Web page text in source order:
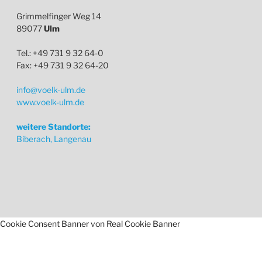
Grimmelfinger Weg 14
89077Ulm
Tel.: +49 731 9 32 64-0
Fax: +49 731 9 32 64-20
info@voelk-ulm.de
www.voelk-ulm.de
weitere Standorte:
Biberach, Langenau
Cookie Consent Banner von Real Cookie Banner